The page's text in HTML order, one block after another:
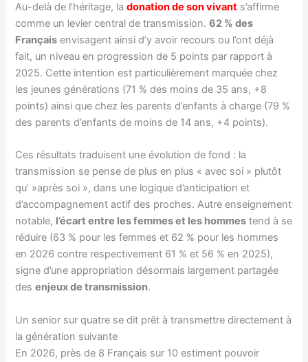
Au-delà de l’héritage, ladonation de son vivant s’affirme
comme un levier central de transmission.62 % des
Français envisagent ainsi d’y avoir recours ou l’ont déjà
fait, un niveau en progression de 5 points par rapport à
2025. Cette intention est particulièrement marquée chez
les jeunes générations (71 % des moins de 35 ans, +8
points) ainsi que chez les parents d’enfants à charge (79 %
des parents d’enfants de moins de 14 ans, +4 points).
Ces résultats traduisent une évolution de fond : la
transmission se pense de plus en plus « avec soi » plutôt
qu’ »après soi », dans une logique d’anticipation et
d’accompagnement actif des proches. Autre enseignement
notable, l’écart entre les femmes et les hommes tend à se
réduire (63 % pour les femmes et 62 % pour les hommes
en 2026 contre respectivement 61 % et 56 % en 2025),
signe d’une appropriation désormais largement partagée
desenjeux de transmission.
Un senior sur quatre se dit prêt à transmettre directement à
la génération suivante
En 2026, près de 8 Français sur 10 estiment pouvoir